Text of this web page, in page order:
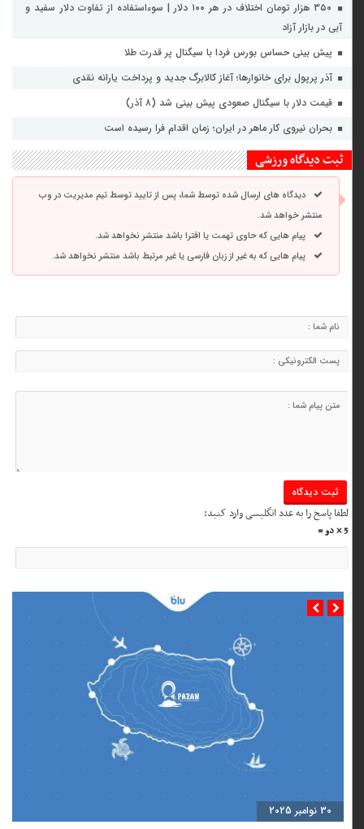
۳۵۰ هزار تومان اختلاف در هر ۱۰۰ دلار | سوءاستفاده از تفاوت دلار سفید و
آبی در بازار آزاد
پیش بینی حساس بورس فردا با سیگنال پر قدرت طلا
آذر پرپول برای خانوارها؛ آغاز کالابرگ جدید و پرداخت یارانه نقدی
قیمت دلار با سیگنال صعودی پیش بینی شد (۸ آذر)
بحران نیروی کار ماهر در ایران؛ زمان اقدام فرا رسیده است
ثبت دیدگاه ورزشی
دیدگاه های ارسال شده توسط شما، پس از تایید توسط تیم مدیریت در وب
منتشر خواهد شد.
پیام هایی که حاوی تهمت یا افترا باشد منتشر نخواهد شد.
پیام هایی که به غیر از زبان فارسی یا غیر مرتبط باشد منتشر نخواهد شد.
لطفا پاسخ را به عدد انگلیسی وارد کنید: